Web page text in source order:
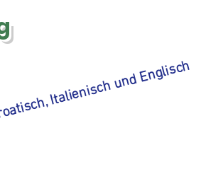
Italienisch und Englisch